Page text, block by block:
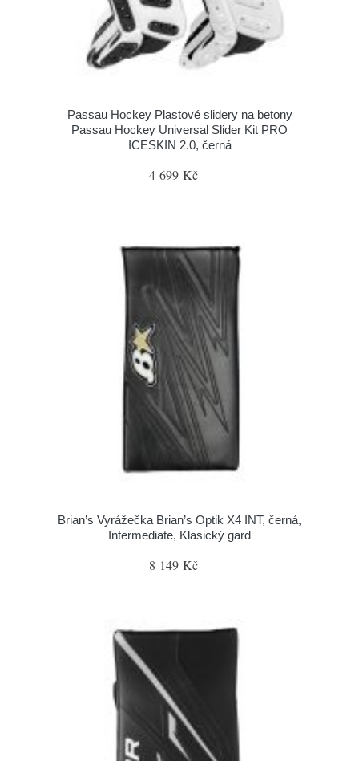
Passau Hockey Plastové slidery na betony
Passau Hockey Universal Slider Kit PRO
ICESKIN 2.0, černá
4 699 Kč
Brian’s Vyrážečka Brian’s Optik X4 INT, černá,
Intermediate, Klasický gard
8 149 Kč